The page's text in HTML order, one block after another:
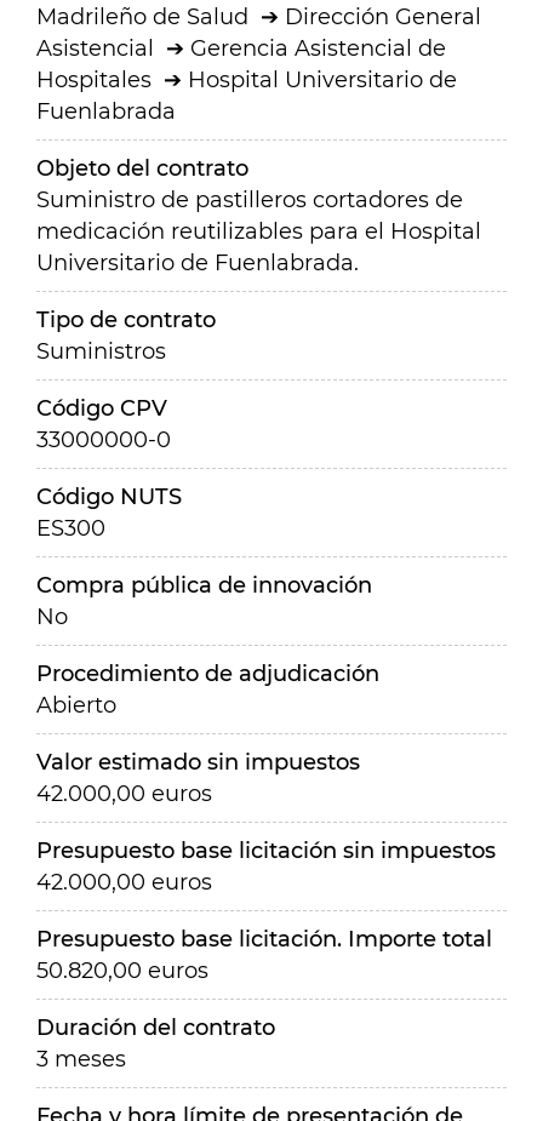
Madrileño de Salud
Dirección General
Asistencial
Gerencia Asistencial de
Hospitales
Hospital Universitario de
Fuenlabrada
Objeto del contrato
Suministro de pastilleros cortadores de
medicación reutilizables para el Hospital
Universitario de Fuenlabrada.
Tipo de contrato
Suministros
Código CPV
33000000-0
Código NUTS
ES300
Compra pública de innovación
No
Procedimiento de adjudicación
Abierto
Valor estimado sin impuestos
42.000,00 euros
Presupuesto base licitación sin impuestos
42.000,00 euros
Presupuesto base licitación. Importe total
50.820,00 euros
Duración del contrato
3 meses